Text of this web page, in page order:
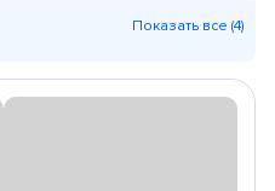
Показать все (4)